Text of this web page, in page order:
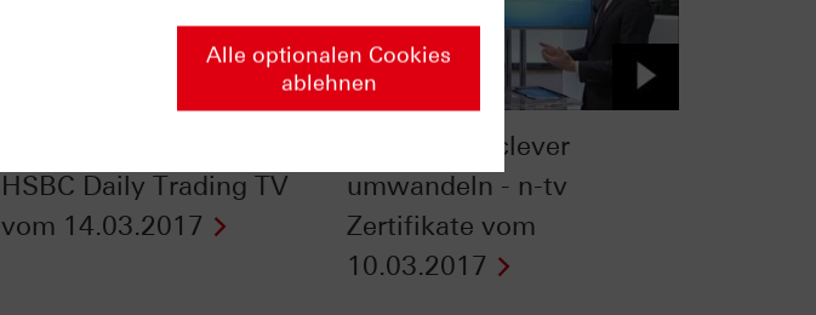
HSBC Daily Trading TV
vom 14.03.2017
Dividenden clever
umwandeln - n-tv
Zertifikate vom
10.03.2017
Alle optionalen Cookies
ablehnen